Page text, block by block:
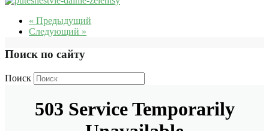
« Предыдущий
Следующий »
Поиск по сайту
Поиск